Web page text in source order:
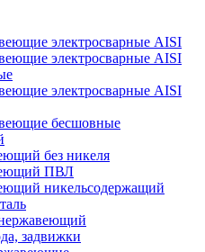
электросварные AISI
электросварные AISI
электросварные AISI
бесшовные
без никеля
ПВЛ
никельсодержащий
задвижки